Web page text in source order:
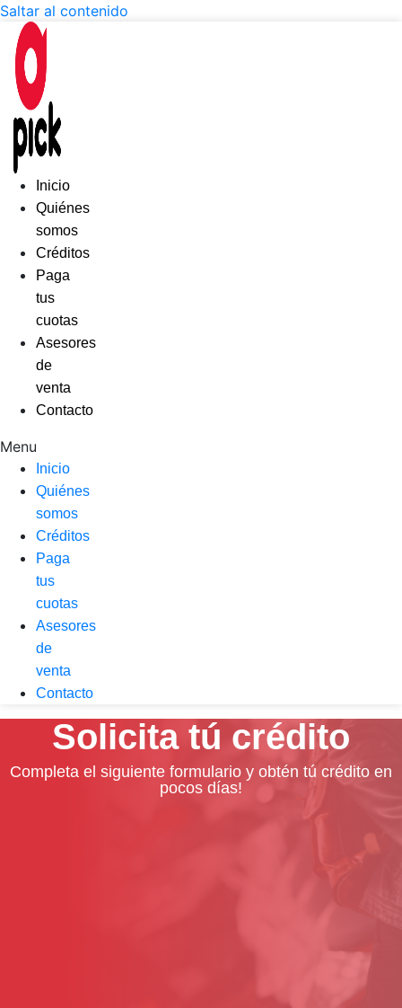
Saltar al contenido
Inicio
Quiénes
somos
Créditos
Paga
tus
cuotas
Asesores
de
venta
Contacto
Menu
Inicio
Quiénes
somos
Créditos
Paga
tus
cuotas
Asesores
de
venta
Contacto
Solicita tú crédito
Completa el siguiente formulario y obtén tú crédito en
pocos días!